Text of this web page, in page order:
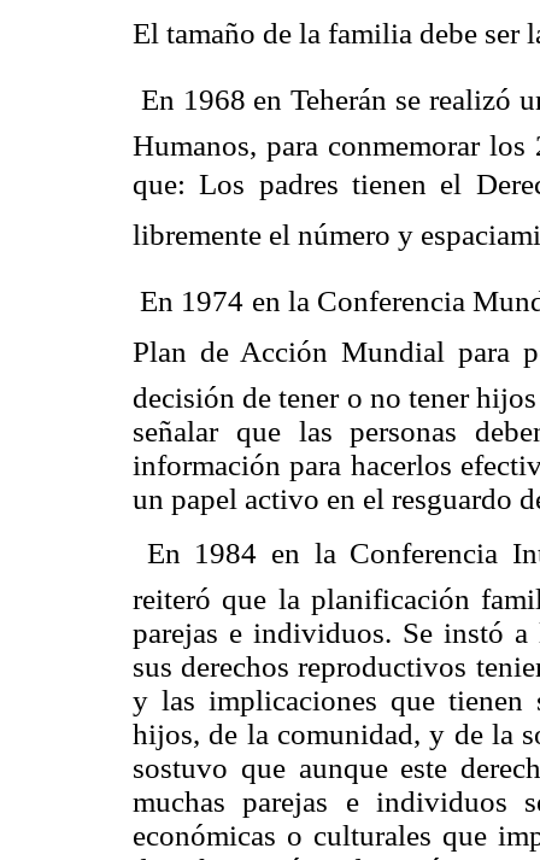
El tamaño de la familia debe
 En 1968 en Teherán se
Humanos, para conmemorar
que: Los padres tienen el
libremente el número y
 En 1974 en la Conferencia
Plan de Acción Mundial para
decisión de tener o no tener
señalar que las personas
información para hacerlos
un papel activo en el resguardo
 En 1984 en la Conferencia
reiteró que la planificación
parejas e individuos. Se instó
sus derechos reproductivos
y las implicaciones que tienen
hijos, de la comunidad, y de la
sostuvo que aunque este
muchas parejas e individuos
económicas o culturales que